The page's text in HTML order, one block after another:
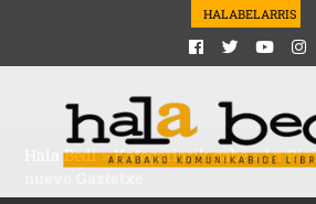
HALABELARRIS
Hala Bedi>Kategoriarik gabe>La